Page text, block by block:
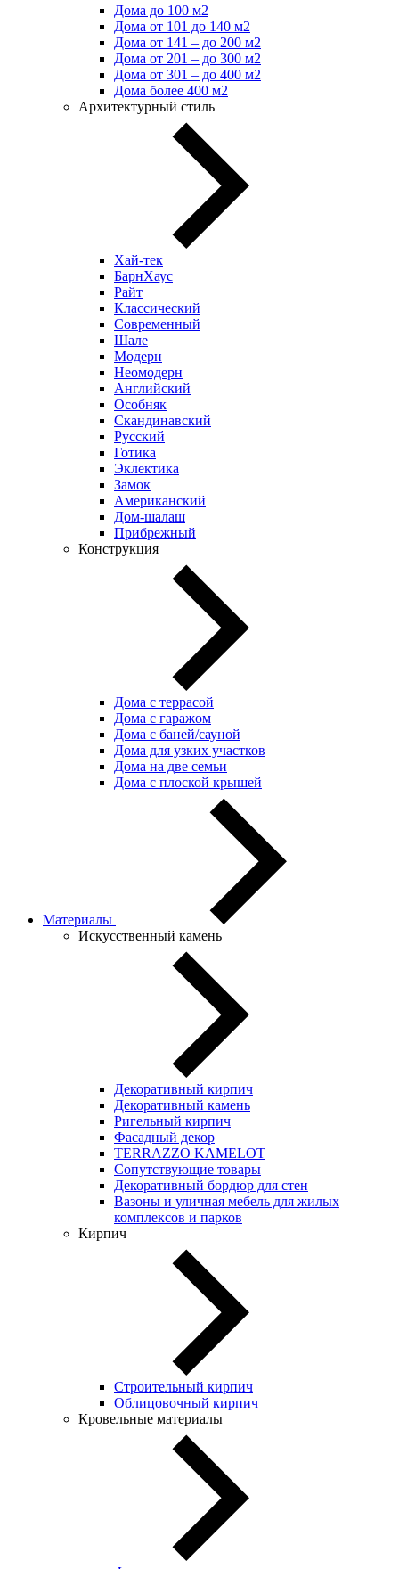
Дома до 100 м2
Дома от 101 до 140 м2
Дома от 141 – до 200 м2
Дома от 201 – до 300 м2
Дома от 301 – до 400 м2
Дома более 400 м2
Архитектурный стиль
Хай-тек
БарнХаус
Райт
Классический
Современный
Шале
Модерн
Неомодерн
Английский
Особняк
Скандинавский
Русский
Готика
Эклектика
Замок
Американский
Дом-шалаш
Прибрежный
Конструкция
Дома с террасой
Дома с гаражом
Дома с баней/сауной
Дома для узких участков
Дома на две семьи
Дома с плоской крышей
Материалы
Искусственный камень
Декоративный кирпич
Декоративный камень
Ригельный кирпич
Фасадный декор
TERRAZZO KAMELOT
Сопутствующие товары
Декоративный бордюр для стен
Вазоны и уличная мебель для жилых
комплексов и парков
Кирпич
Строительный кирпич
Облицовочный кирпич
Кровельные материалы